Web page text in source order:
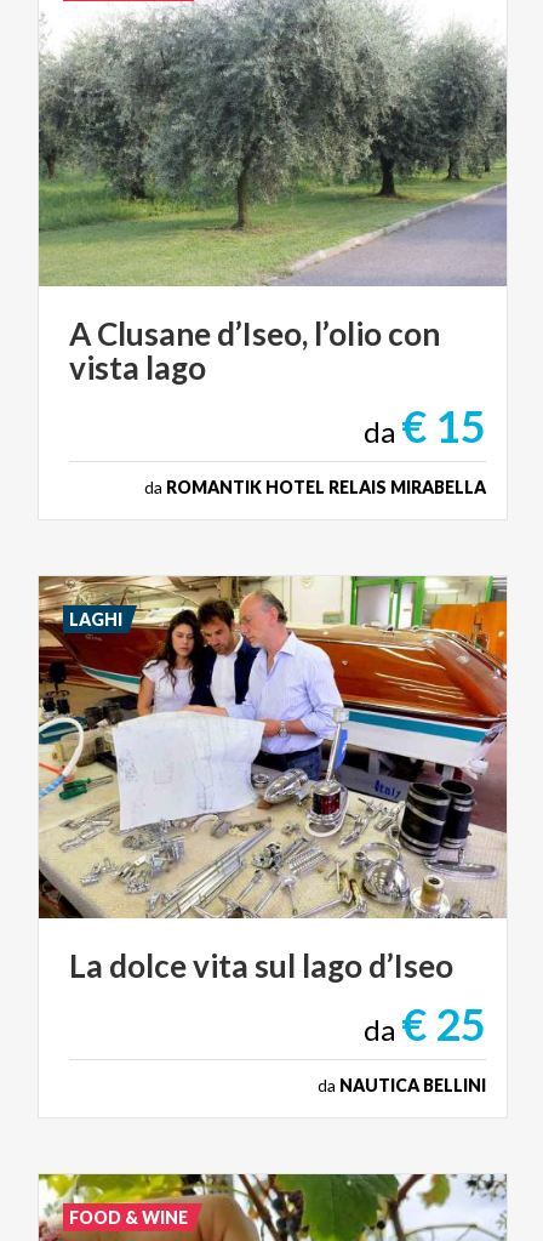
AClusaned’Iseo, l’oliocon
vista lago
da € 15
da ROMANTIK HOTEL RELAIS MIRABELLA
La dolcevita sul lagod’Iseo
da € 25
da NAUTICA BELLINI
LAGHI
FOOD & WINE